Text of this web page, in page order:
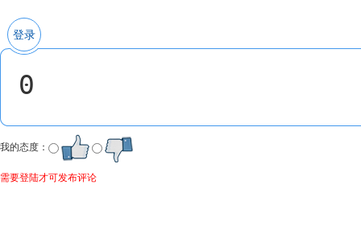
登录
我的态度：
需要登陆才可发布评论